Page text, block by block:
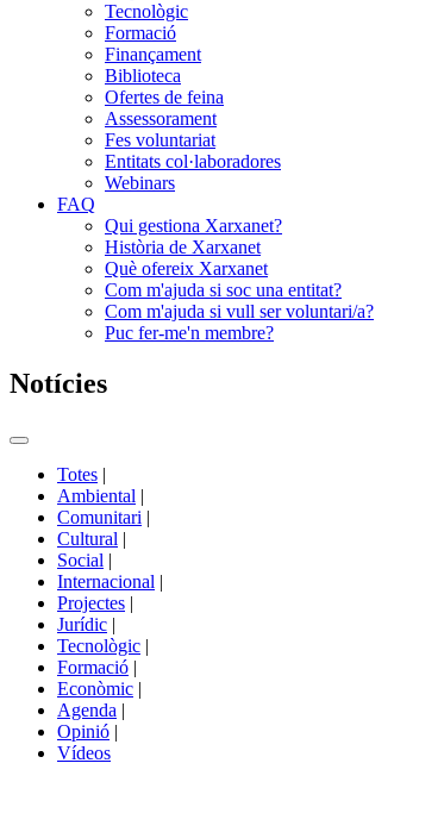
Tecnològic
Formació
Finançament
Biblioteca
Ofertes de feina
Assessorament
Fes voluntariat
Entitats col·laboradores
Webinars
FAQ
Qui gestiona Xarxanet?
Història de Xarxanet
Què ofereix Xarxanet
Com m'ajuda si soc una entitat?
Com m'ajuda si vull ser voluntari/a?
Puc fer-me'n membre?
Notícies
Commutador
portals
Totes |
Ambiental |
Comunitari |
Cultural |
Social |
Internacional |
Projectes |
Jurídic |
Tecnològic |
Formació |
Econòmic |
Agenda |
Opinió |
Vídeos